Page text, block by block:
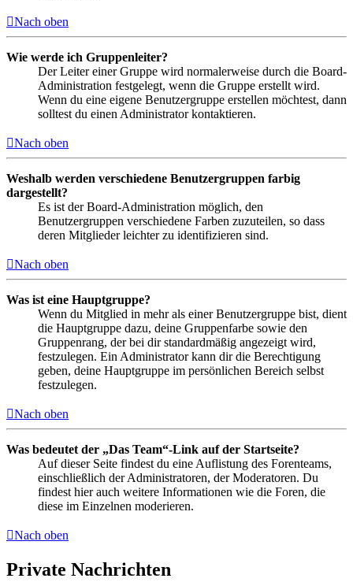
Nach oben
Wie werde ich Gruppenleiter?
Der Leiter einer Gruppe wird normalerweise durch die Board-
Administration festgelegt, wenn die Gruppe erstellt wird.
Wenn du eine eigene Benutzergruppe erstellen möchtest, dann
solltest du einen Administrator kontaktieren.
Nach oben
Weshalb werden verschiedene Benutzergruppen farbig
dargestellt?
Es ist der Board-Administration möglich, den
Benutzergruppen verschiedene Farben zuzuteilen, so dass
deren Mitglieder leichter zu identifizieren sind.
Nach oben
Was ist eine Hauptgruppe?
Wenn du Mitglied in mehr als einer Benutzergruppe bist, dient
die Hauptgruppe dazu, deine Gruppenfarbe sowie den
Gruppenrang, der bei dir standardmäßig angezeigt wird,
festzulegen. Ein Administrator kann dir die Berechtigung
geben, deine Hauptgruppe im persönlichen Bereich selbst
festzulegen.
Nach oben
Was bedeutet der „Das Team“-Link auf der Startseite?
Auf dieser Seite findest du eine Auflistung des Forenteams,
einschließlich der Administratoren, der Moderatoren. Du
findest hier auch weitere Informationen wie die Foren, die
diese im Einzelnen moderieren.
Nach oben
Private Nachrichten